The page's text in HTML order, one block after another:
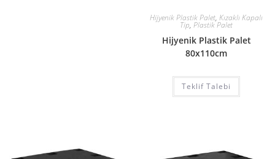
Hijyenik Plastik Palet, Kızaklı Kapalı
Tip, Plastik Palet
Hijyenik Plastik Palet
80x110cm
Teklif Talebi